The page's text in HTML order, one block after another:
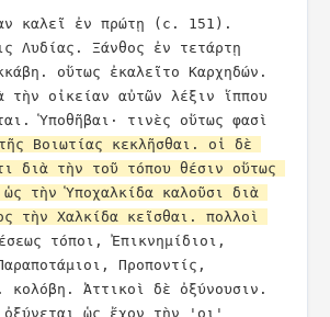
καλεῖ ἐν πρώτῃ (c. 151).
Λυδίας. Ξάνθος ἐν τετάρτῃ
οὕτως ἐκαλεῖτο Καρχηδών.
τὴν οἰκείαν αὐτῶν λέξιν ἵππου
Ὑποθῆβαι· τινὲς οὕτως φασὶ
Βοιωτίας κεκλῆσθαι. οἱ δὲ
διὰ τὴν τοῦ τόπου θέσιν οὕτως
τὴν Ὑποχαλκίδα καλοῦσι διὰ
τὴν Χαλκίδα κεῖσθαι. πολλοὶ
τόποι, Ἐπικνημίδιοι,
Προποντίς,
κολόβη. Ἀττικοὶ δὲ ὀξύνουσιν.
ὀξύνεται ὡς ἔχον τὴν 'οι'